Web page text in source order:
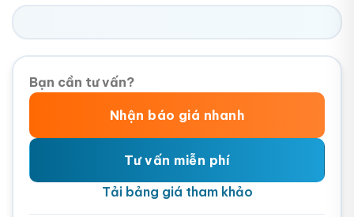
Bạn cần tư vấn?
Nhận báo giá nhanh
Tư vấn miễn phí
Tải bảng giá tham khảo